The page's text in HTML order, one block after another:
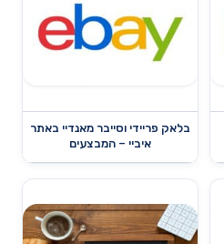
בלאק פריידי וסייבר מאנדיי באתר
איביי – המבצעים